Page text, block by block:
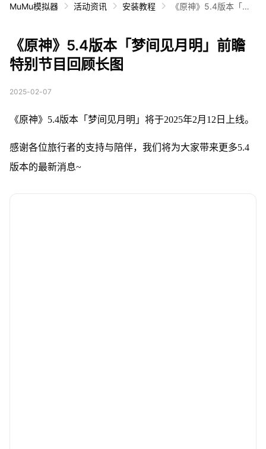
MuMu模拟器 活动资讯 安装教程
《原神》5.4版本「梦
《原神》5.4版本「梦间见月明」前瞻
特别节目回顾长图
2025-02-07
《原神》5.4版本「梦间见月明」将于2025年2月12日上线。
感谢各位旅行者的支持与陪伴，我们将为大家带来更多5.4
版本的最新消息~